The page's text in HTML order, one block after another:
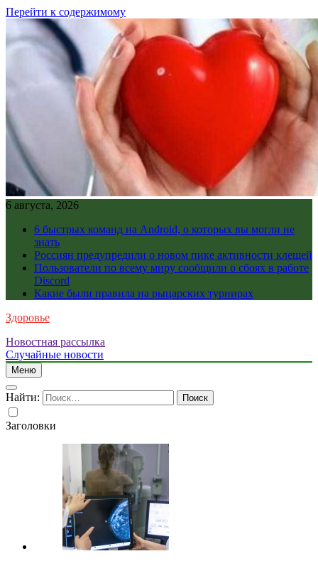
Перейти к содержимому
6 августа, 2026
6 быстрых команд на Android, о которых вы могли не
знать
Россиян предупредили о новом пике активности клещей
Пользователи по всему миру сообщили о сбоях в работе
Discord
Какие были правила на рыцарских турнирах
Здоровье
Новостная рассылка
Случайные новости
Меню
Найти:
Заголовки